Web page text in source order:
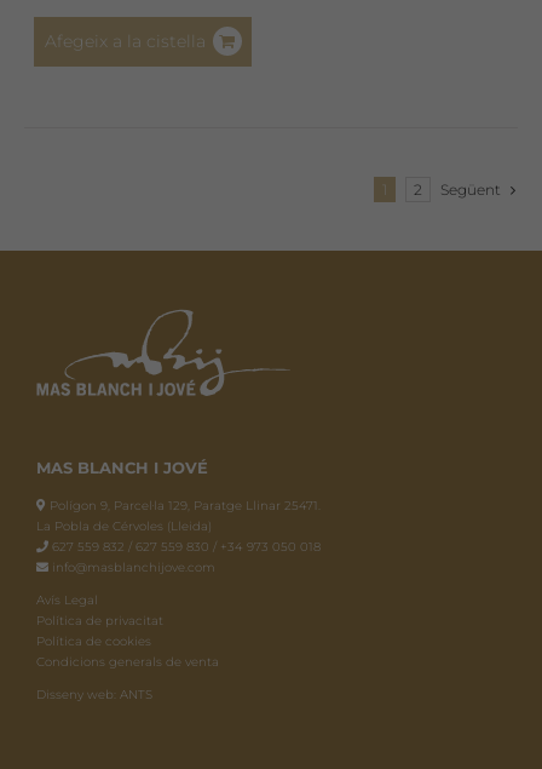
Afegeix a la cistella
1 2 Següent
MAS BLANCH I JOVÉ
Polígon 9, Parcel·la 129, Paratge Llinar 25471.
La Pobla de Cérvoles (Lleida)
627 559 832 / 627 559 830 / +34 973 050 018
info@masblanchijove.com
Avís Legal
Política de privacitat
Política de cookies
Condicions generals de venta
Disseny web: ANTS